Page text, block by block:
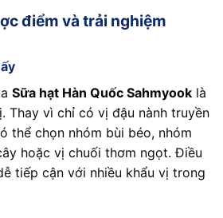
điểm và trải nghiệm
Sữa hạt Hàn Quốc Sahmyook là
Thay vì chỉ có vị đậu nành truyền
thể chọn nhóm bùi béo, nhóm
hoặc vị chuối thơm ngọt. Điều
tiếp cận với nhiều khẩu vị trong